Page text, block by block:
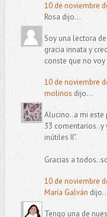
10 de noviembre
Rosa dijo...
Soy una lectora
gracia innata y
conste que no
10 de noviembre
molinos dijo...
Alucino..a mi este
33 comentarios..y
inútiles II".
Gracias a
10 de noviembre
María Galván
Tengo una de